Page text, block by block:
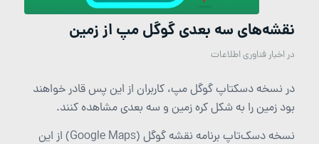
نقشه‌های سه بعدی گوگل مپ از زمین
دراخبار فناوری اطلاعات
در نسخه دسکتاپ گوگل مپ، کاربران از این پس قادر خواهند
بود زمین را به شکل کره زمین و سه بعدی مشاهده کنند.
نسخه دسک‌تاپ برنامه نقشه گوگل (Google Maps) از این